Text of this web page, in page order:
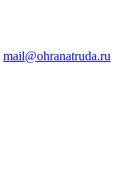
mail@ohranatruda.ru